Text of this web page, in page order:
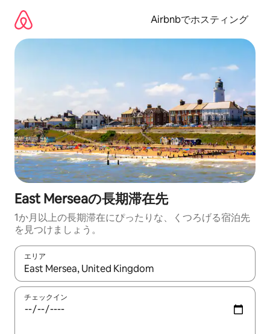
Airbnbでホスティング
East Merseaの長期滞在先
1か月以上の長期滞在にぴったりな、くつろげる宿泊先
を見つけましょう。
エリア
検索結果が表示されたら、上下の矢印キーを使って移動するか
チェックイン